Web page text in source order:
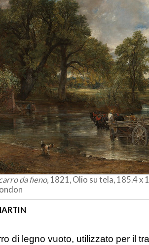
da fieno, 1821, Olio su tela, 185.4 x
di legno vuoto, utilizzato per il